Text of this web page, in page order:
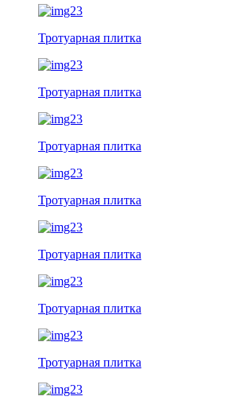
Тротуарная плитка
Тротуарная плитка
Тротуарная плитка
Тротуарная плитка
Тротуарная плитка
Тротуарная плитка
Тротуарная плитка